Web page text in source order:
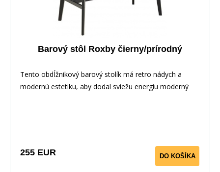
Barový stôl Roxby čierny/prírodný
Tento obdĺžnikový barový stolík má retro nádych a
modernú estetiku, aby dodal sviežu energiu moderný
255 EUR DO KOŠÍKA